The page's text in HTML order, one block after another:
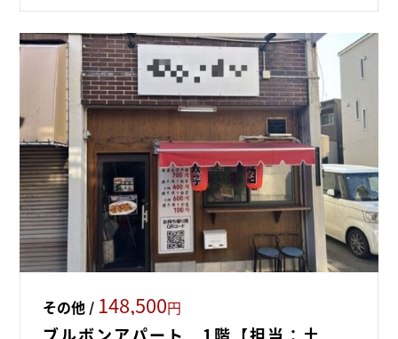
その他 / 148,500円
ブルボンアパート 1階【担当：土